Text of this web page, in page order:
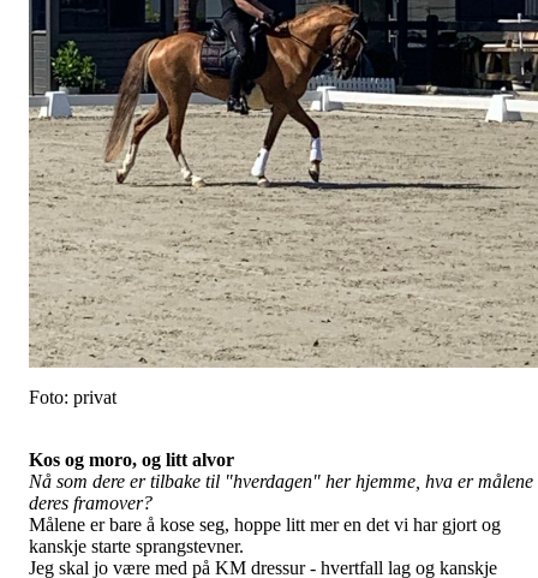
Foto: privat
Kos og moro, og litt alvor
Nå som dere er tilbake til "hverdagen" her hjemme, hva er målene
deres framover?
Målene er bare å kose seg, hoppe litt mer en det vi har gjort og
kanskje starte sprangstevner.
Jeg skal jo være med på KM dressur - hvertfall lag og kanskje